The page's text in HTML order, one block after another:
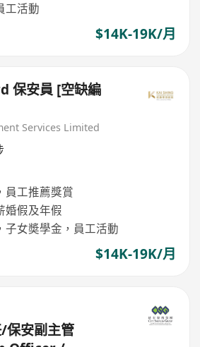
工活動
$14K-19K/月
保安員 [空缺編
Services Limited
員工推薦獎賞
婚假及年假
子女奬學金，員工活動
$14K-19K/月
保安副主管